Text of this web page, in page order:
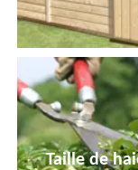
Taille de